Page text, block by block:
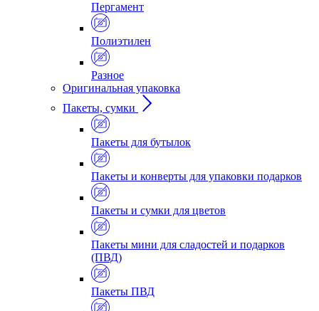
Пергамент
Полиэтилен
Разное
Оригинальная упаковка
Пакеты, сумки
Пакеты для бутылок
Пакеты и конверты для упаковки подарков
Пакеты и сумки для цветов
Пакеты мини для сладостей и подарков
(ПВД)
Пакеты ПВД